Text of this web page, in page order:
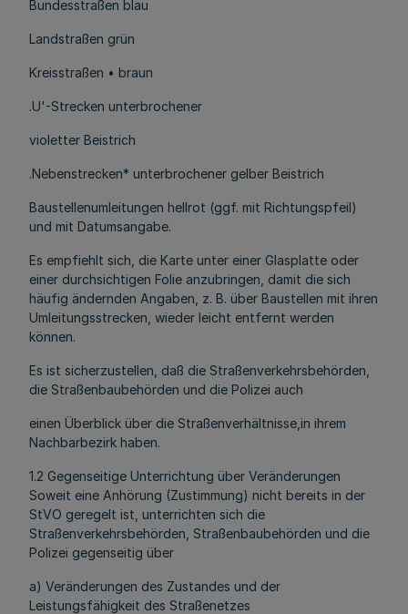
Bundesstraßen blau
Landstraßen grün
Kreisstraßen • braun
.U'-Strecken unterbrochener
violetter Beistrich
.Nebenstrecken* unterbrochener gelber Beistrich
Baustellenumleitungen hellrot (ggf. mit Richtungspfeil)
und mit Datumsangabe.
Es empfiehlt sich, die Karte unter einer Glasplatte oder
einer durchsichtigen Folie anzubringen, damit die sich
häufig ändernden Angaben, z. B. über Baustellen mit ihren
Umleitungsstrecken, wieder leicht entfernt werden
können.
Es ist sicherzustellen, daß die Straßenverkehrsbehörden,
die Straßenbaubehörden und die Polizei auch
einen Überblick über die Straßenverhältnisse,in ihrem
Nachbarbezirk haben.
1.2 Gegenseitige Unterrichtung über Veränderungen
Soweit eine Anhörung (Zustimmung) nicht bereits in der
StVO geregelt ist, unterrichten sich die
Straßenverkehrsbehörden, Straßenbaubehörden und die
Polizei gegenseitig über
a) Veränderungen des Zustandes und der
Leistungsfähigkeit des Straßenetzes